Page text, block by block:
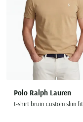
Polo Ralph Lauren